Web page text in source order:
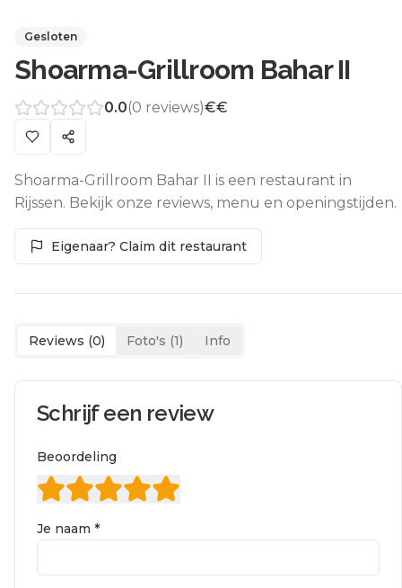
Gesloten
Shoarma-Grillroom Bahar II
0.0(0 reviews)€€
Shoarma-Grillroom Bahar II is een restaurant in
Rijssen. Bekijk onze reviews, menu en openingstijden.
Eigenaar? Claim dit restaurant
Reviews (0) Foto's (1) Info
Schrijf een review
Beoordeling
Je naam *